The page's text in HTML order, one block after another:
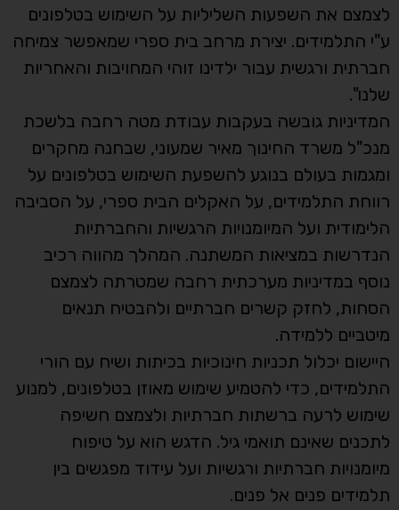
לצמצם את השפעות השליליות על השימוש בטלפונים
ע"י התלמידים. יצירת מרחב בית ספרי שמאפשר צמיחה
חברתית ורגשית עבור ילדינו זוהי המחויבות והאחריות
שלנו".
המדיניות גובשה בעקבות עבודת מטה רחבה בלשכת
מנכ"ל משרד החינוך מאיר שמעוני, שבחנה מחקרים
ומגמות בעולם בנוגע להשפעת השימוש בטלפונים על
רווחת התלמידים, על האקלים הבית ספרי, על הסביבה
הלימודית ועל המיומנויות הרגשיות והחברתיות
הנדרשות במציאות המשתנה. המהלך מהווה רכיב
נוסף במדיניות מערכתית רחבה שמטרתה לצמצם
הסחות, לחזק קשרים חברתיים ולהבטיח תנאים
מיטביים ללמידה.
היישום יכלול תכניות חינוכיות בכיתות ושיח עם הורי
התלמידים, כדי להטמיע שימוש מאוזן בטלפונים, למנוע
שימוש לרעה ברשתות חברתיות ולצמצם חשיפה
לתכנים שאינם תואמי גיל. הדגש הוא על טיפוח
מיומנויות חברתיות ורגשיות ועל עידוד מפגשים בין
תלמידים פנים אל פנים.